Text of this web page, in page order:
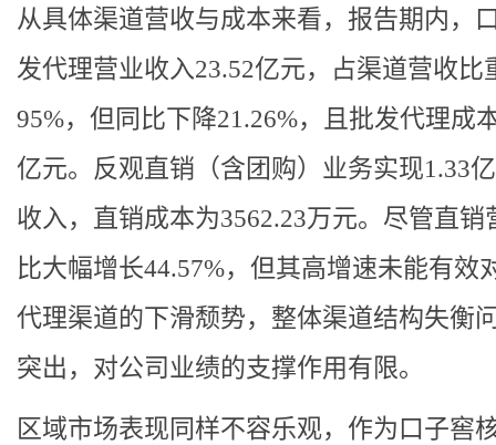
从具体渠道营收与成本来看，报告期内，
发代理营业收入23.52亿元，占渠道营收比
95%，但同比下降21.26%，且批发代理成
亿元。反观直销（含团购）业务实现1.33
收入，直销成本为3562.23万元。尽管直销
比大幅增长44.57%，但其高增速未能有效
代理渠道的下滑颓势，整体渠道结构失衡
突出，对公司业绩的支撑作用有限。
区域市场表现同样不容乐观，作为口子窖